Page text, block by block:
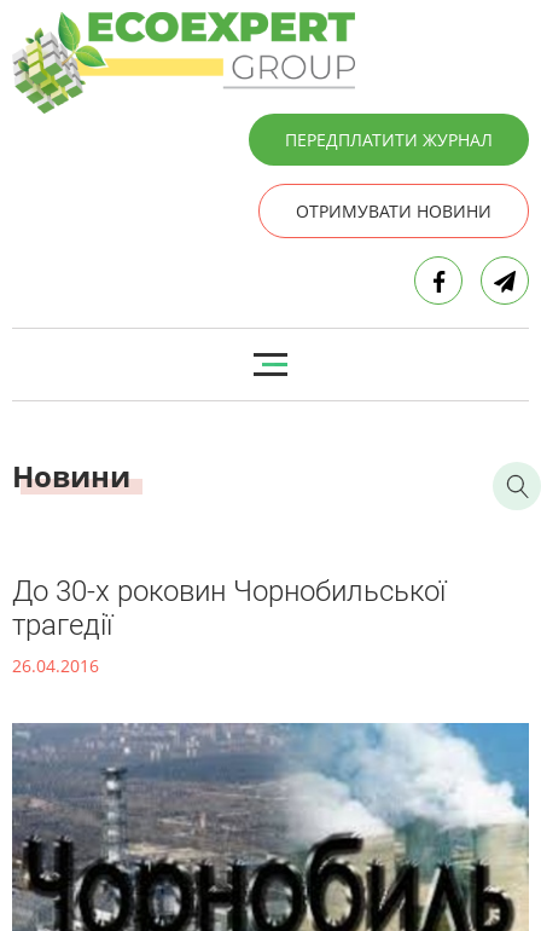
ПЕРЕДПЛАТИТИ ЖУРНАЛ
ОТРИМУВАТИ НОВИНИ
Новини
До 30-х роковин Чорнобильської
трагедії
26.04.2016